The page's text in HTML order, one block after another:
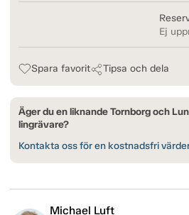
Ej
Spara favorit Tipsa och dela
Äger du en liknande Tornborg och
lingrävare?
Kontakta oss för en kostnadsfri
Michael Luft